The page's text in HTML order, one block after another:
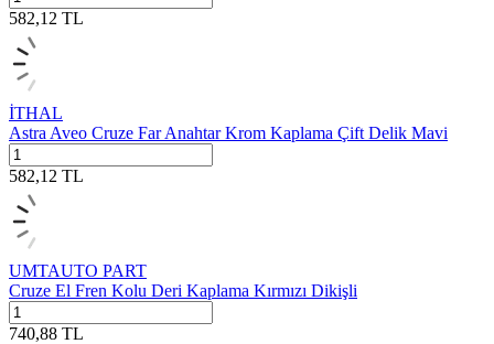
582,12 TL
İTHAL
Astra Aveo Cruze Far Anahtar Krom Kaplama Çift Delik Mavi
582,12 TL
UMTAUTO PART
Cruze El Fren Kolu Deri Kaplama Kırmızı Dikişli
740,88 TL